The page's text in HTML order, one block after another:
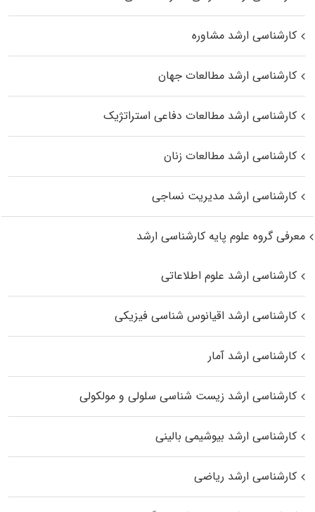
کارشناسی ارشد مشاوره
کارشناسی ارشد مطالعات جهان
کارشناسی ارشد مطالعات دفاعی استراتژیک
کارشناسی ارشد مطالعات زنان
کارشناسی ارشد مدیریت نساجی
معرفی گروه علوم پایه کارشناسی ارشد
کارشناسی ارشد علوم اطلاعاتی
کارشناسی ارشد اقیانوس‌ شناسی فیزیکی
کارشناسی ارشد آمار
کارشناسی ارشد زیست شناسی سلولی و مولکولی
کارشناسی ارشد بیوشیمی بالینی
کارشناسی ارشد ریاضی